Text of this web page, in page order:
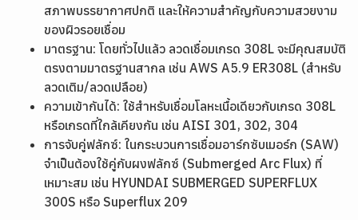
สภาพบรรยากาศปกติ และให้ความสำคัญกับความสวยงาม
ของผิวรอยเชื่อม
มาตรฐาน: โดยทั่วไปแล้ว ลวดเชื่อมเกรด 308L จะมีคุณสมบัติ
ตรงตามมาตรฐานสากล เช่น AWS A5.9 ER308L (สำหรับ
ลวดเติม/ลวดเปลือย)
ความเข้ากันได้: ใช้สำหรับเชื่อมโลหะเนื้อเดียวกับเกรด 308L
หรือเกรดที่ใกล้เคียงกัน เช่น AISI 301, 302, 304
การจับคู่ฟลักซ์: ในกระบวนการเชื่อมอาร์กซับเมอร์ก (SAW)
จำเป็นต้องใช้คู่กับผงฟลักซ์ (Submerged Arc Flux) ที่
เหมาะสม เช่น HYUNDAI SUBMERGED SUPERFLUX
300S หรือ Superflux 209